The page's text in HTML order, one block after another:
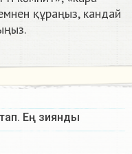
құраңыз, кандай
Ең зиянды